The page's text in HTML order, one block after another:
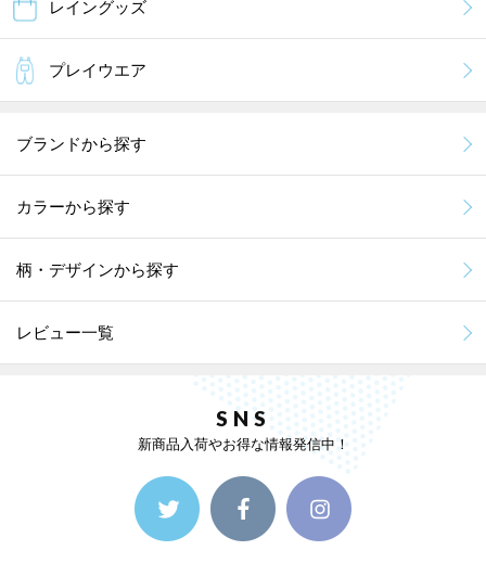
レイングッズ
プレイウエア
ブランドから探す
カラーから探す
柄・デザインから探す
レビュー一覧
SNS
新商品入荷やお得な情報発信中！